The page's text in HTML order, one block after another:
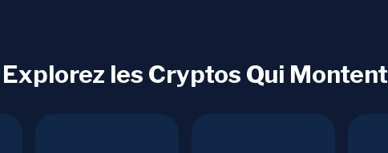
les Cryptos Qui Montent